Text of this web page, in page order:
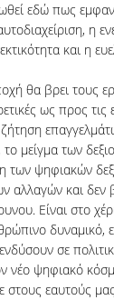
εδώ πως
η
και η
θα βρει τους
ως προς τις
ζήτηση
μείγμα των
των ψηφιακών
αλλαγών και δεν
Είναι στο
δυναμικό,
σε
νέο ψηφιακό
εαυτούς